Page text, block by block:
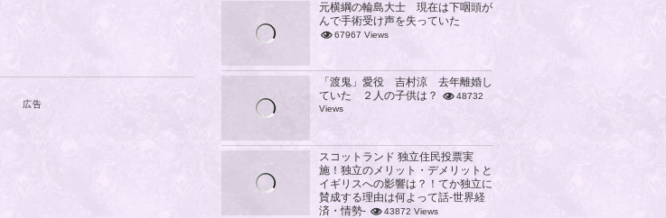
広告
元横綱の輪島大士 現在は下咽頭が
んで手術受け声を失っていた
67967 Views
「渡鬼」愛役 吉村涼 去年離婚し
ていた ２人の子供は？
48732
Views
スコットランド 独立住民投票実
施！独立のメリット・デメリットと
イギリスへの影響は？！てか独立に
賛成する理由は何よって話-世界経
済・情勢-
43872 Views